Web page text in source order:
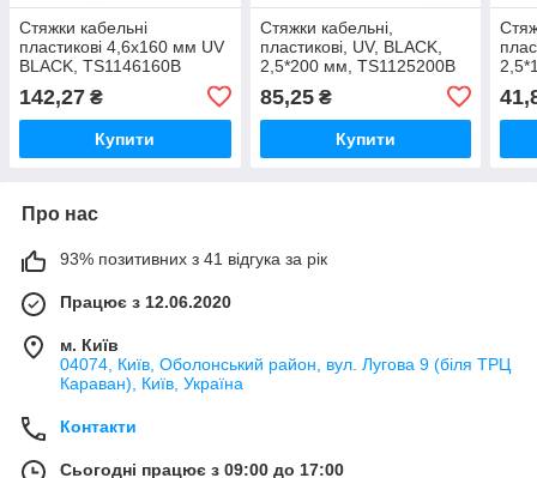
Стяжки кабельні
пластикові 4,6x160 мм UV
BLACK, TS1146160B
142,27 ₴
Купити
Стяжки кабельні,
пластикові, UV, BLACK,
2,5*200 мм, TS1125200B
85,25₴
Купити
Про нас
93% позитивних з 41 відгука за рік
Працює з 12.06.2020
м. Київ
04074, Київ, Оболонський район, вул. Лугова 9 (біля ТРЦ
Караван), Київ, Україна
Контакти
Сьогодні працює з 09:00 до 17:00